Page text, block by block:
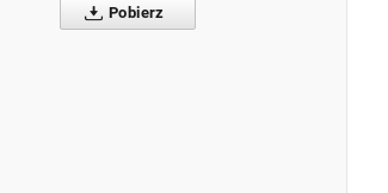
Pobierz